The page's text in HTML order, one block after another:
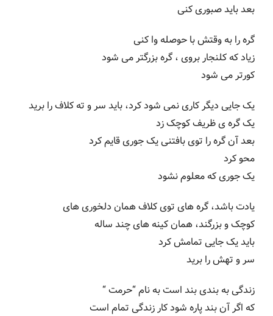
بعد باید صبوری کنی
گره را به وقتش با حوصله وا کنی
زیاد که کلنجار بروی ، گره بزرگتر می شود
کورتر می شود
یک جایی دیگر کاری نمی شود کرد، باید سر و ته کلاف را برید
یک گره ی ظریف کوچک زد
بعد آن گره را توی بافتنی یک جوری قایم کرد
محو کرد
یک جوری که معلوم نشود
یادت باشد، گره های توی کلاف همان دلخوری های
کوچک و بزرگند، همان کینه های چند ساله
باید یک جایی تمامش کرد
سر و تهش را برید
زندگی به بندی بند است به نام “حرمت “
که اگر آن بند پاره شود کار زندگی تمام است